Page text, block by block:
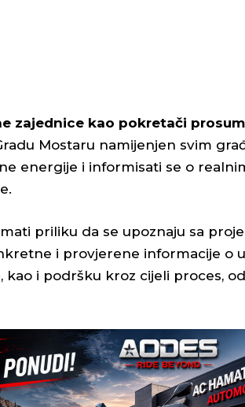
zajednice kao pokretači
Mostaru namijenjen svim
energije i informisati se o
priliku da se upoznaju sa
i provjerene informacije o
kao i podršku kroz cijeli proces,